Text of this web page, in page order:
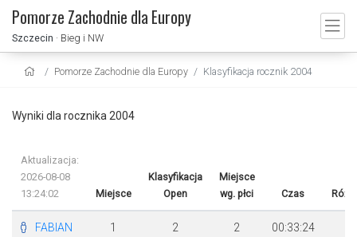
Pomorze Zachodnie dla Europy
Szczecin · Bieg i NW
Pomorze Zachodnie dla Europy Klasyfikacja rocznik 2004
Wyniki dla rocznika 2004
Aktualizacja:
2026-08-08
13:24:02
Miejsce
Klasyfikacja
Open
Miejsce
wg. płci
Czas
FABIAN
1 2 2 00:33:24